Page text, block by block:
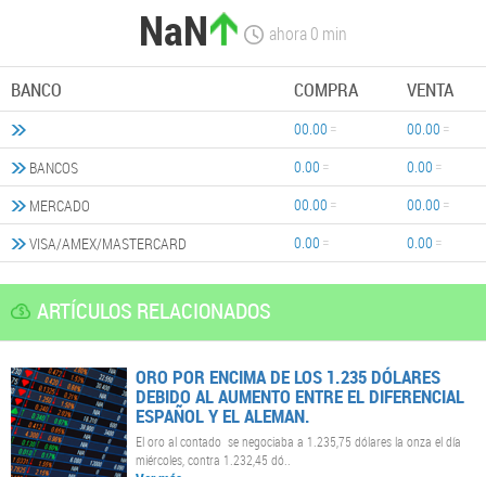
NaN ahora0 min
BANCO COMPRA VENTA
00.00
00.00
BANCOS
0.00
0.00
MERCADO
00.00
00.00
VISA/AMEX/MASTERCARD
0.00 0.00
ARTÍCULOS RELACIONADOS
ORO POR ENCIMA DE LOS 1.235 DÓLARES
DEBIDO AL AUMENTO ENTRE EL DIFERENCIAL
ESPAÑOL Y EL ALEMAN.
El oro al contado se negociaba a 1.235,75 dólares la onza el día
miércoles, contra 1.232,45 dó..